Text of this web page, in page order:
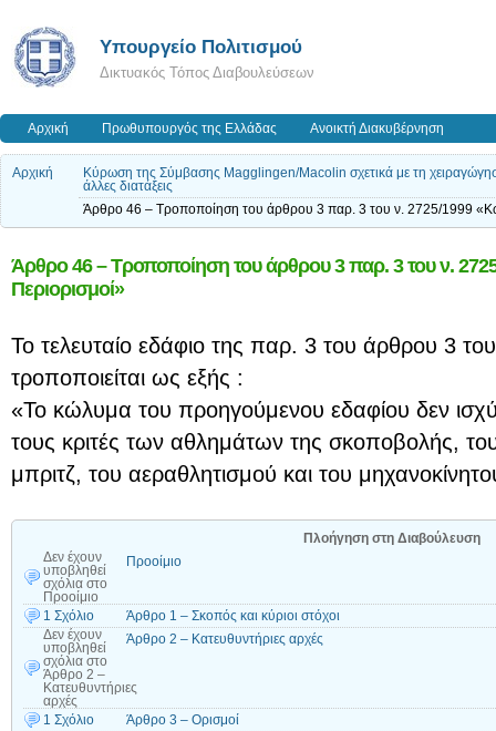
Υπουργείο Πολιτισμού
Δικτυακός Τόπος Διαβουλεύσεων
Αρχική Πρωθυπουργός της Ελλάδας Ανοικτή Διακυβέρνηση
Αρχική
Κύρωση της Σύμβασης Magglingen/Macolin σχετικά με τη
άλλες διατάξεις
Άρθρο 46 – Τροποποίηση του άρθρου 3 παρ. 3 του ν. 2725/1999
Άρθρο 46 – Τροποποίηση του άρθρου 3 παρ. 3 του ν.
Περιορισμοί»
Το τελευταίο εδάφιο της παρ. 3 του άρθρου 3
τροποποιείται ως εξής :
«Το κώλυμα του προηγούμενου εδαφίου δεν
τους κριτές των αθλημάτων της σκοποβολής, του
μπριτζ, του αεραθλητισμού και του
Πλοήγηση στη Διαβούλευση
Δεν έχουν
υποβληθεί
σχόλια στο
Προοίμιο
Προοίμιο
1 Σχόλιο
Άρθρο 1 – Σκοπός και κύριοι στόχοι
Δεν έχουν
υποβληθεί
σχόλια στο
Άρθρο 2 –
Κατευθυντήριες
αρχές
Άρθρο 2 – Κατευθυντήριες αρχές
1 Σχόλιο
Άρθρο 3 – Ορισμοί